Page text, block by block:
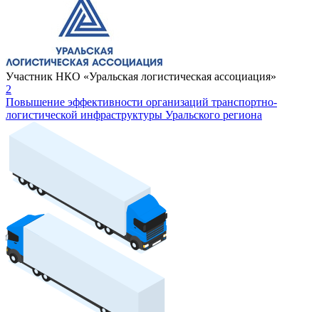
Участник НКО «Уральская логистическая ассоциация»
2
Повышение эффективности организаций транспортно-
логистической инфраструктуры Уральского региона